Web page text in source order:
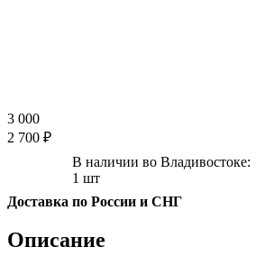
3 000
2 700 ₽
В наличии во Владивостоке:
1 шт
Доставка по России и СНГ
Описание